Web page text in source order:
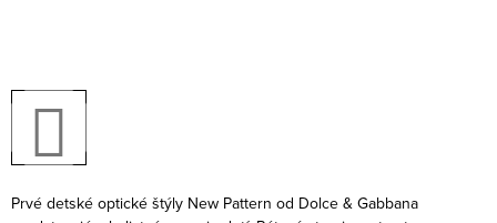
Prvé detské optické štýly New Pattern od Dolce & Gabbana